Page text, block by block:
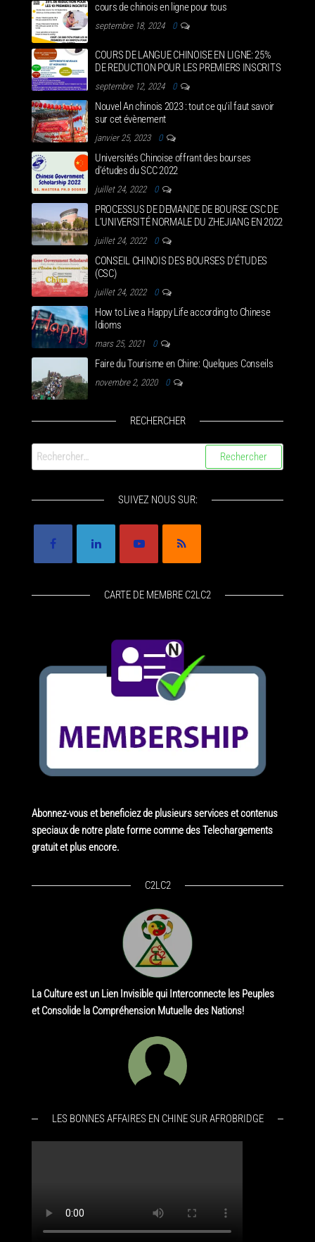
cours de chinois en ligne pour tous
septembre 18, 2024 0
COURS DE LANGUE CHINOISE EN LIGNE: 25%
DE REDUCTION POUR LES PREMIERS INSCRITS
septembre 12, 2024 0
Nouvel An chinois 2023 : tout ce qu’il faut savoir
sur cet évènement
janvier 25, 2023 0
Universités Chinoise offrant des bourses
d’études du SCC 2022
juillet 24, 2022 0
PROCESSUS DE DEMANDE DE BOURSE CSC DE
L’UNIVERSITÉ NORMALE DU ZHEJIANG EN 2022
juillet 24, 2022 0
CONSEIL CHINOIS DES BOURSES D’ÉTUDES
(CSC)
juillet 24, 2022 0
How to Live a Happy Life according to Chinese
Idioms
mars 25, 2021 0
Faire du Tourisme en Chine: Quelques Conseils
novembre 2, 2020 0
RECHERCHER
Rechercher :
SUIVEZ NOUS SUR:
CARTE DE MEMBRE C2LC2
Abonnez-vous et beneficiez de plusieurs services et contenus
speciaux de notre plate forme comme des Telechargements
gratuit et plus encore.
C2LC2
La Culture est un Lien Invisible qui Interconnecte les Peuples
et Consolide la Compréhension Mutuelle des Nations!
LES BONNES AFFAIRES EN CHINE SUR AFROBRIDGE